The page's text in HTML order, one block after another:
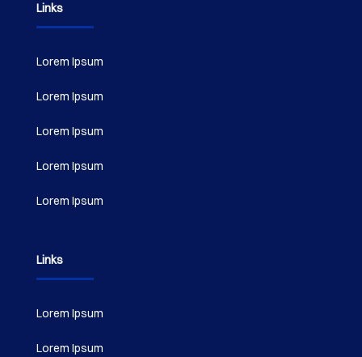
Links
Lorem Ipsum
Lorem Ipsum
Lorem Ipsum
Lorem Ipsum
Lorem Ipsum
Links
Lorem Ipsum
Lorem Ipsum